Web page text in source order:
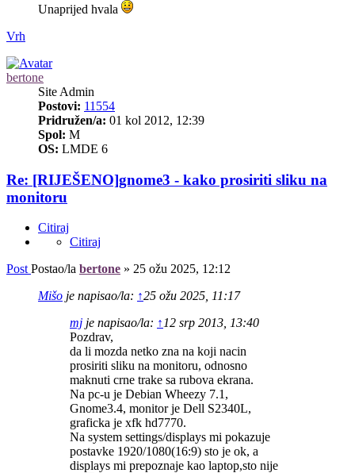
Unaprijed hvala
Vrh
bertone
Site Admin
Postovi: 11554
Pridružen/a: 01 kol 2012, 12:39
Spol: M
OS: LMDE 6
Re: [RIJEŠENO]gnome3 - kako prosiriti sliku na
monitoru
Citiraj
Citiraj
Post Postao/la bertone » 25 ožu 2025, 12:12
Mišo je napisao/la: ↑25 ožu 2025, 11:17
mj je napisao/la: ↑ 12 srp 2013, 13:40
Pozdrav,
da li mozda netko zna na koji nacin
prosiriti sliku na monitoru, odnosno
maknuti crne trake sa rubova ekrana.
Na pc-u je Debian Wheezy 7.1,
Gnome3.4, monitor je Dell S2340L,
graficka je xfk hd7770.
Na system settings/displays mi pokazuje
postavke 1920/1080(16:9) sto je ok, a
displays mi prepoznaje kao laptop,sto nije